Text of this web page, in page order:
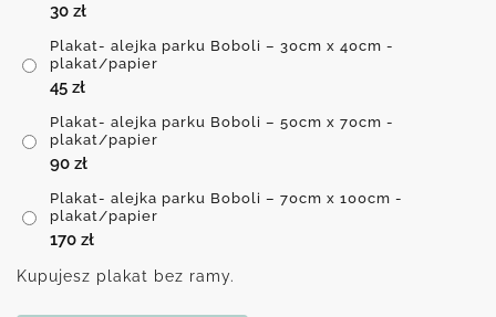
30 zł
Plakat- alejka parku Boboli – 30cm x 40cm -
plakat/papier
45 zł
Plakat- alejka parku Boboli – 50cm x 70cm -
plakat/papier
90 zł
Plakat- alejka parku Boboli – 70cm x 100cm -
plakat/papier
170 zł
Kupujesz plakat bez ramy.